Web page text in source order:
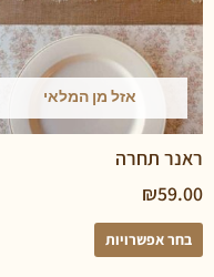
אזל מן המלאי
₪